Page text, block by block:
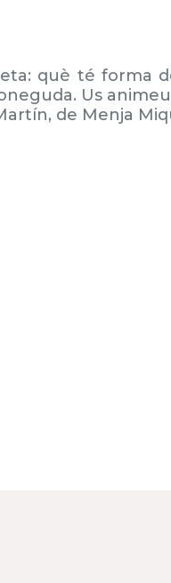
què té forma
Us
de Menja